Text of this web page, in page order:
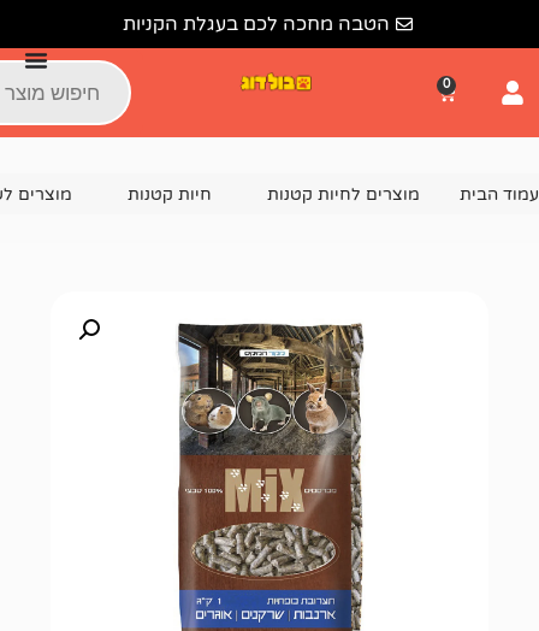
הטבה מחכה לכם בעגלת הקניות
לחיות קטנות חיות קטנות מוצרים לשרקן מזון